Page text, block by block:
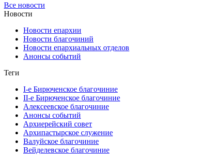
Все новости
Новости
Новости епархии
Новости благочиний
Новости епархиальных отделов
Анонсы событий
Теги
I-е Бирюченское благочиние
II-е Бирюченское благочиние
Алексеевское благочиние
Анонсы событий
Архиерейский совет
Архипастырское служение
Валуйское благочиние
Вейделевское благочиние